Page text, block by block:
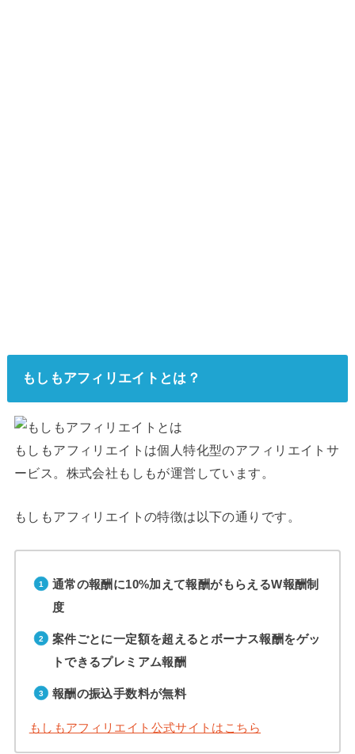
もしもアフィリエイトとは？
もしもアフィリエイトは個人特化型のアフィリエイトサ
ービス。株式会社もしもが運営しています。
もしもアフィリエイトの特徴は以下の通りです。
通常の報酬に10%加えて報酬がもらえるW報酬制
度
案件ごとに一定額を超えるとボーナス報酬をゲッ
トできるプレミアム報酬
報酬の振込手数料が無料
もしもアフィリエイト公式サイトはこちら